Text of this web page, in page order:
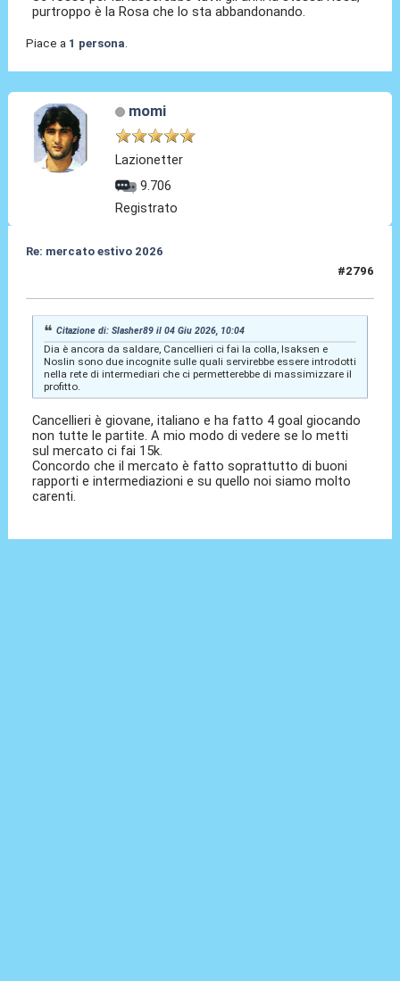
purtroppo è la Rosa che lo sta abbandonando.
Piace a 1 persona
momi
Lazionetter
9.706
Registrato
Re: mercato estivo 2026
#2796
Citazione di: Slasher89 il 04 Giu 2026, 10:04
Dia è ancora da saldare, Cancellieri ci fai la colla, Isaksen e
Noslin sono due incognite sulle quali servirebbe essere introdotti
nella rete di intermediari che ci permetterebbe di massimizzare il
profitto.
Cancellieri è giovane, italiano e ha fatto 4 goal giocando
non tutte le partite. A mio modo di vedere se lo metti
sul mercato ci fai 15k.
Concordo che il mercato è fatto soprattutto di buoni
rapporti e intermediazioni e su quello noi siamo molto
carenti.